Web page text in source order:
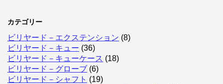
カテゴリー
ビリヤード－エクステンション (8)
ビリヤード－キュー (36)
ビリヤード－キューケース (18)
ビリヤード－グローブ (6)
ビリヤード－シャフト (19)